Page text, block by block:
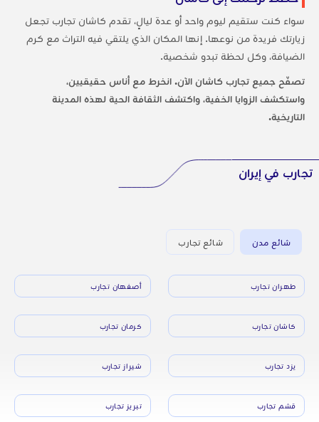
سواء كنت ستقيم ليوم واحد أو عدة ليالٍ، تقدم كاشان تجارب تجعل
زيارتك فريدة من نوعها. إنها المكان الذي يلتقي فيه التراث مع كرم
الضيافة، وكل لحظة تبدو شخصية.
تصفّح جميع تجارب كاشان الآن. انخرط مع أناس حقيقيين،
واستكشف الزوايا الخفية، واكتشف الثقافة الحية لهذه المدينة
التاريخية.
تجارب في إيران
شائع مدن شائع تجارب
طهران تجارب أصفهان تجارب
كاشان تجارب كرمان تجارب
يزد تجارب شيراز تجارب
قشم تجارب تبريز تجارب